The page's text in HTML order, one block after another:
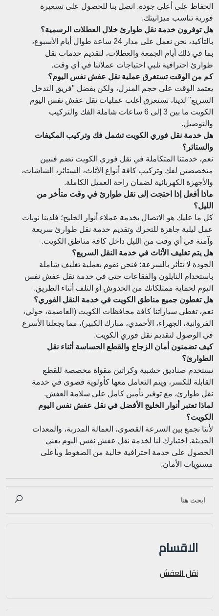
الحفاظ على أعلى جودة. اتصل بنا للحصول على تسعيرة
فورية تناسب ميزانيتك.
هل توفرون خدمة نقل طوارئ خلال العطلات الرسمية؟
بالتأكيد، نحن نعمل على مدار 24 ساعة طوال أيام الأسبوع،
بما في ذلك أيام الجمعة والعطلات، لتقديم خدمات نقل
طوارئ احترافية تلبي احتياجات عملائنا في أي وقت.
كم من الوقت تستغرق عملية نقل عفش نفس اليوم؟
يعتمد الوقت على حجم المنزل، ولكن بفضل "فريق التدخل
السريع" لدينا، تستغرق أغلب عمليات نقل عفش نفس اليوم
الكويت ما بين 3 إلى 6 ساعات شاملة الفك والتركيب
والتوصيل.
هل خدمة نقل فوري الكويت تشمل فك وتركيب المكيفات
والستائر؟
نعم، خدمتنا المتكاملة في نقل فوري الكويت تضم فنيين
متخصصين لفك وتركيب كافة أنواع الأثاث، الستائر، الشاشات،
والأجهزة الكهربائية لضمان راحة العميل الكاملة.
ماذا أفعل إذا احتجت إلى نقل طوارئ في وقت متأخر من
الليل؟
كل ما عليك هو الاتصال بخدمة عملاء أنوار الخليج؛ فلدينا نوبات
عمل ليلية جاهزة للتحرك وتقديم خدمة نقل طوارئ سريعة
وآمنة في أي وقت من الليل داخل كافة مناطق الكويت.
هل يتم تغليف الأثاث في خدمة النقل السريع؟
الجودة لا تتأثر بالسرعة؛ فنحن نقوم بعملية تغليف شاملة
باستخدام النايلون والفقاعات حتى في خدمة نقل عفش نفس
اليوم لحماية ممتلكاتك من الخدوش أو التلف أثناء الطريق.
هل تغطون جميع مناطق الكويت في خدمة النقل الفوري؟
نعم، تغطي سياراتنا كافة محافظات الكويت (العاصمة، حولي،
الفروانية، الجهراء، الأحمدي، مبارك الكبير)، مما يجعلنا الأسرع
في الوصول لتقديم نقل فوري الكويت.
كيف تضمنون أمان الزجاج والقطع الحساسة أثناء نقل
الطوارئ؟
نستخدم صناديق خشبية وكراتين مقواة مخصصة للقطع
القابلة للكسر، ويتم التعامل معها كأولوية قصوى في خدمة
نقل طوارئ، مع توفير تأمين كامل على سلامة العفش.
لماذا تعتبر أنوار الخليج الأفضل في نقل عفش نفس اليوم
الكويت؟
لأننا نجمع بين السرعة القصوى، العمالة المدربة، والمعدات
الحديثة. اختيارك لنا لخدمة نقل عفش نفس اليوم يعني
الحصول على خدمة احترافية خالية من الضغوط وبأعلى
مستويات الأمان.
الاقسام
نقل العفش